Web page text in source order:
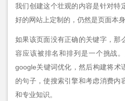
我们创建这个壮观的内容是针对特
好的网站上定制的，仍然是页面本
如果该页面没有正确的关键字，那
容应该被排名和排列是一个挑战
google关键词优化，然后构建将术
的句子，使搜索引擎和考虑消费内
和专业知识。